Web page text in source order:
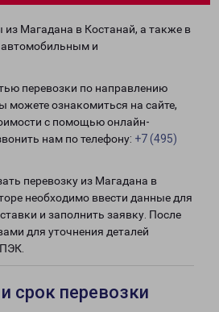
из Магадана в Костанай, а также в
автомобильным и
перевозки по направлению
можете ознакомиться на сайте,
с помощью онлайн-
нам по телефону: +7 (495)
перевозку из Магадана в
необходимо ввести данные для
и заполнить заявку. После
для уточнения деталей
срок перевозки